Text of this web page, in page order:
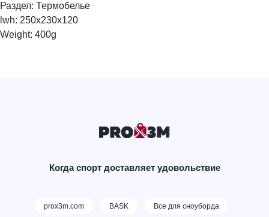
Раздел: Термобелье
lwh: 250x230x120
Weight: 400g
Когда спорт доставляет удовольствие
prox3m.com BASK Все для сноуборда